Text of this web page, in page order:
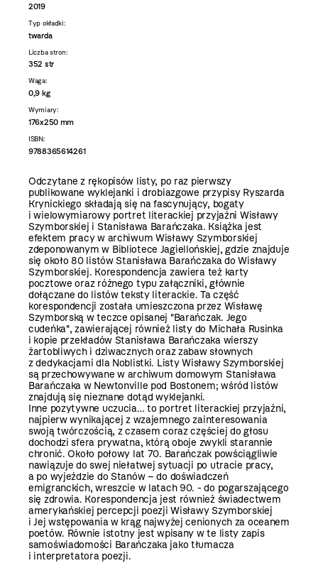
2019
Typ okładki:
twarda
Liczba stron:
352 str
Waga:
0,9 kg
Wymiary:
176x250 mm
ISBN:
9788365614261
Odczytane z rękopisów listy, po raz pierwszy
publikowane wyklejanki i drobiazgowe przypisy Ryszarda
Krynickiego składają się na fascynujący, bogaty
i wielowymiarowy portret literackiej przyjaźni Wisławy
Szymborskiej i Stanisława Barańczaka. Książka jest
efektem pracy w archiwum Wisławy Szymborskiej
zdeponowanym w Bibliotece Jagiellońskiej, gdzie znajduje
się około 80 listów Stanisława Barańczaka do Wisławy
Szymborskiej. Korespondencja zawiera też karty
pocztowe oraz różnego typu załączniki, głównie
dołączane do listów teksty literackie. Ta część
korespondencji została umieszczona przez Wisławę
Szymborską w teczce opisanej "Barańczak. Jego
cudeńka", zawierającej również listy do Michała Rusinka
i kopie przekładów Stanisława Barańczaka wierszy
żartobliwych i dziwacznych oraz zabaw słownych
z dedykacjami dla Noblistki. Listy Wisławy Szymborskiej
są przechowywane w archiwum domowym Stanisława
Barańczaka w Newtonville pod Bostonem; wśród listów
znajdują się nieznane dotąd wyklejanki.
Inne pozytywne uczucia… to portret literackiej przyjaźni,
najpierw wynikającej z wzajemnego zainteresowania
swoją twórczością, z czasem coraz częściej do głosu
dochodzi sfera prywatna, którą oboje zwykli starannie
chronić. Około połowy lat 70. Barańczak powściągliwie
nawiązuje do swej niełatwej sytuacji po utracie pracy,
a po wyjeździe do Stanów – do doświadczeń
emigranckich, wreszcie w latach 90. - do pogarszającego
się zdrowia. Korespondencja jest również świadectwem
amerykańskiej percepcji poezji Wisławy Szymborskiej
i Jej wstępowania w krąg najwyżej cenionych za oceanem
poetów. Równie istotny jest wpisany w te listy zapis
samoświadomości Barańczaka jako tłumacza
i interpretatora poezji.